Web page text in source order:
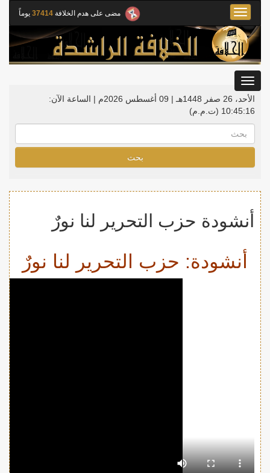
مضى على هدم الخلافة 37414 يوماً
Toggle
navigation
الأحد، 26 صفر 1448هـ | 09 أغسطس 2026م |
الساعة الآن:
10:45:17 (ت.م.م)
بحث
أنشودة حزب التحرير لنا نورٌ
أنشودة: حزب التحرير لنا نورٌ